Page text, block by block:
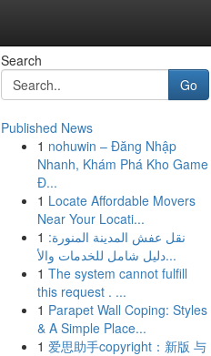
Search
Go
Published News
1 nohuwin – Đăng Nhập
Nhanh, Khám Phá Kho Game
Đ...
1 Locate Affordable Movers
Near Your Locati...
1 نقل عفش المدينة المنورة:
دليل شامل للخدمات والأ...
1 The system cannot fulfill
this request . ...
1 Parapet Wall Coping: Styles
& A Simple Place...
1 爱思助手copyright：新版 与